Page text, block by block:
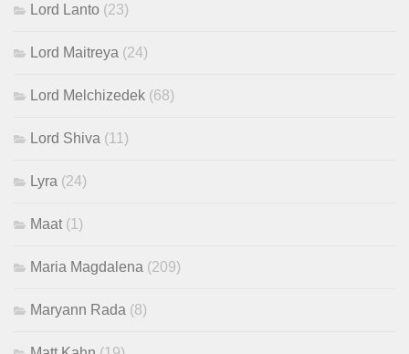
Lord Lanto (23)
Lord Maitreya (24)
Lord Melchizedek (68)
Lord Shiva (11)
Lyra (24)
Maat (1)
Maria Magdalena (209)
Maryann Rada (8)